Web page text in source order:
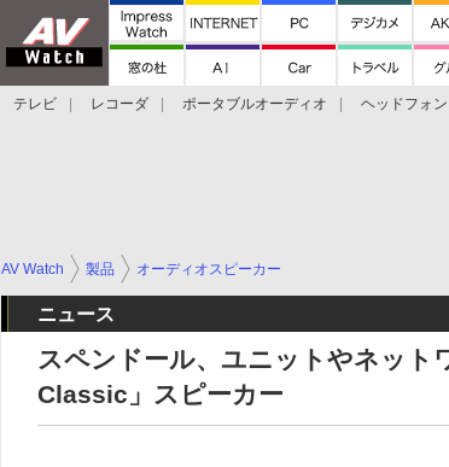
テレビ レコーダ ポータブルオーディオ ヘッドフォン
AV Watch 製品 オーディオスピーカー
ニュース
スペンドール、ユニットやネット
Classic」スピーカー